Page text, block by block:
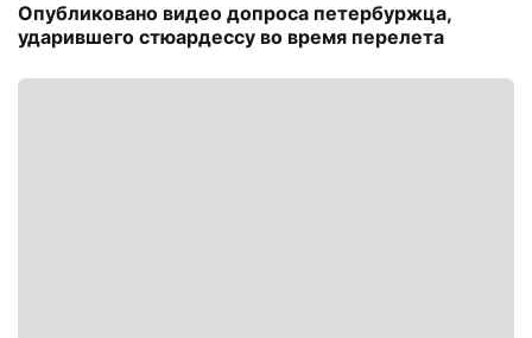
Опубликовано видео допроса петербуржца,
ударившего стюардессу во время перелета